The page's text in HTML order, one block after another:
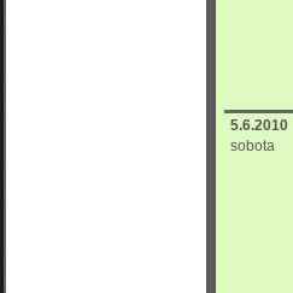
5.6.2010
sobota